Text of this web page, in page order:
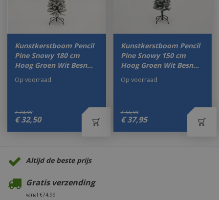
Kunstkerstboom Pencil
Pine Snowy 180 cm
Hoog Groen Wit Besn…
€ 74,99
€ 32,50
Op voorraad
Kunstkerstboom Pencil
Pine Snowy 150 cm
Hoog Groen Wit Besn…
€ 56,99
€ 37,95
Op voorraad
Altijd de beste prijs
Gratis verzending
vanaf €74,99